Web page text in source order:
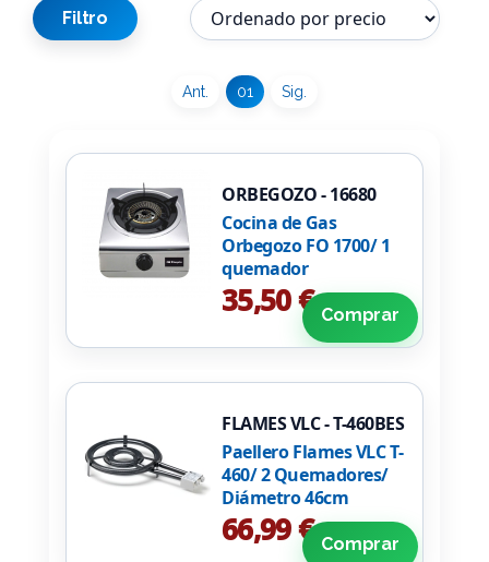
Filtro
Ant. 01 Sig.
ORBEGOZO - 16680
Cocina de Gas
Orbegozo FO 1700/ 1
quemador
35,50 € Comprar
FLAMES VLC - T-460BES
Paellero Flames VLC T-
460/ 2 Quemadores/
Diámetro 46cm
66,99 € Comprar